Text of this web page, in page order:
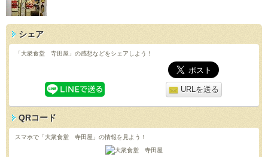
シェア
「大衆食堂 寺田屋」の感想などをシェアしよう！
URLを送る
QRコード
スマホで「大衆食堂 寺田屋」の情報を見よう！